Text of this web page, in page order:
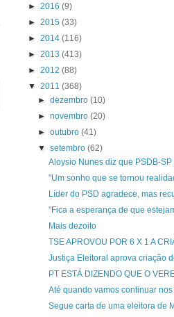
► 2016 (9)
► 2015 (33)
► 2014 (116)
► 2013 (413)
► 2012 (88)
▼ 2011 (368)
►dezembro(10)
►novembro(20)
►outubro(41)
▼setembro(62)
Aloysio Nunes diz que PSDB-
"Um sonho que se tornou
Líder do PSD agradece, mas
"Fica a esperança de que
Mais dezoito
TSE APROVOU POR 6 X 1 A
Justiça Eleitoral aprova criação
PT ESTÁ DIZENDO QUE O
Até quando vamos continuar
Segue carta de uma eleitora de